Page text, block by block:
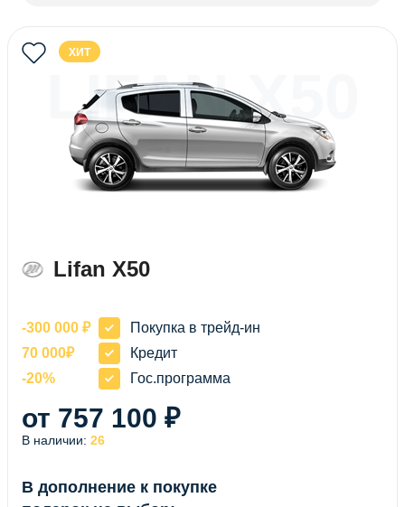
ХИТ
LIFAN X50
Lifan X50
-300 000 ₽
Покупка в трейд-ин
70 000₽
Кредит
-20%
Гос.программа
от 757 100 ₽
В наличии: 26
В дополнение к покупке